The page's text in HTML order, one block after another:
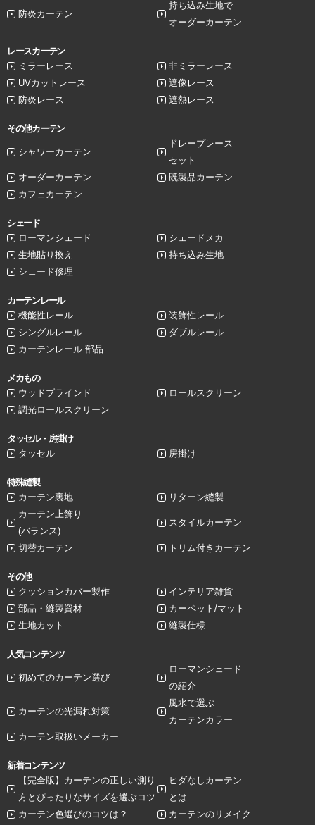
防炎カーテン
持ち込み生地で
オーダーカーテン
レースカーテン
ミラーレース
非ミラーレース
UVカットレース
遮像レース
防炎レース
遮熱レース
その他カーテン
シャワーカーテン
ドレープレース
セット
オーダーカーテン
既製品カーテン
カフェカーテン
シェード
ローマンシェード
シェードメカ
生地貼り換え
持ち込み生地
シェード修理
カーテンレール
機能性レール
装飾性レール
シングルレール
ダブルレール
カーテンレール 部品
メカもの
ウッドブラインド
ロールスクリーン
調光ロールスクリーン
タッセル・房掛け
タッセル
房掛け
特殊縫製
カーテン裏地
リターン縫製
カーテン上飾り
(バランス)
スタイルカーテン
切替カーテン トリム付きカーテン
その他
クッションカバー製作
インテリア雑貨
部品・縫製資材
カーペット/マット
生地カット
縫製仕様
人気コンテンツ
初めてのカーテン選び
ローマンシェード
の紹介
カーテンの光漏れ対策
風水で選ぶ
カーテンカラー
カーテン取扱いメーカー
新着コンテンツ
【完全版】カーテンの正しい測り
方とぴったりなサイズを選ぶコツ
ヒダなしカーテン
とは
カーテン色選びのコツは？
カーテンのリメイク